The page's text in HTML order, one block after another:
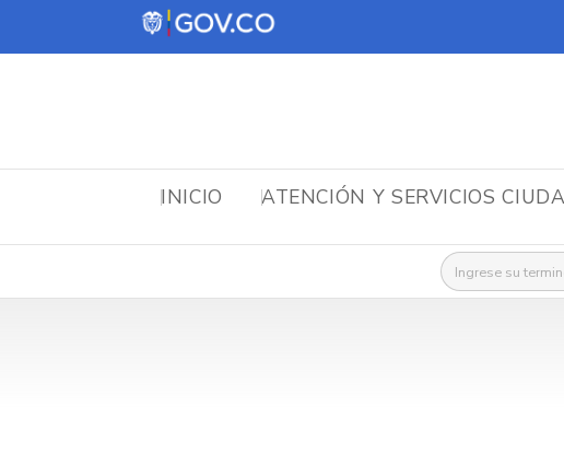
INICIO ATENCIÓN Y SERVICIOS
Buscar: